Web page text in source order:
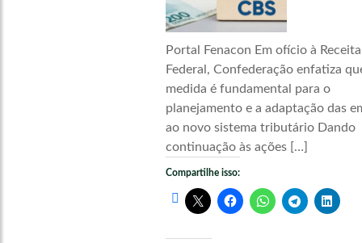
Portal Fenacon Em ofício à Receita
Federal, Confederação enfatiza
medida é fundamental para o
planejamento e a adaptação das
ao novo sistema tributário Dando
continuação às ações […]
Compartilhe isso: